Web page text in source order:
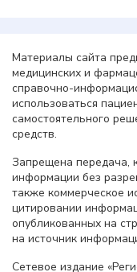
Материалы сайта
медицинских и
справочно-
использоваться
самостоятельного
средств.
Запрещена передача,
информации без
также коммерческое
цитировании
опубликованных на
на источник
Сетевое издание